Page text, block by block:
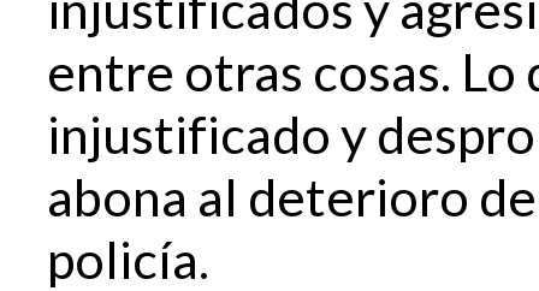
entre otras cosas.
injustificado y
abona al deterioro
policía.